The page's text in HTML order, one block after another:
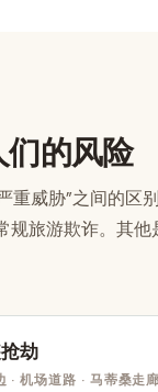
的风险
重威胁”之间的区
旅游欺诈。其他
劫
· 机场道路 · 马蒂桑走廊